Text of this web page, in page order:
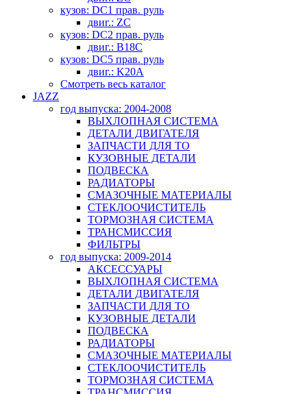
кузов: DC1 прав. руль
двиг.: ZC
кузов: DC2 прав. руль
двиг.: B18C
кузов: DC5 прав. руль
двиг.: K20A
Смотреть весь каталог
JAZZ
год выпуска: 2004-2008
ВЫХЛОПНАЯ СИСТЕМА
ДЕТАЛИ ДВИГАТЕЛЯ
ЗАПЧАСТИ ДЛЯ ТО
КУЗОВНЫЕ ДЕТАЛИ
ПОДВЕСКА
РАДИАТОРЫ
СМАЗОЧНЫЕ МАТЕРИАЛЫ
СТЕКЛООЧИСТИТЕЛЬ
ТОРМОЗНАЯ СИСТЕМА
ТРАНСМИССИЯ
ФИЛЬТРЫ
год выпуска: 2009-2014
АКСЕССУАРЫ
ВЫХЛОПНАЯ СИСТЕМА
ДЕТАЛИ ДВИГАТЕЛЯ
ЗАПЧАСТИ ДЛЯ ТО
КУЗОВНЫЕ ДЕТАЛИ
ПОДВЕСКА
РАДИАТОРЫ
СМАЗОЧНЫЕ МАТЕРИАЛЫ
СТЕКЛООЧИСТИТЕЛЬ
ТОРМОЗНАЯ СИСТЕМА